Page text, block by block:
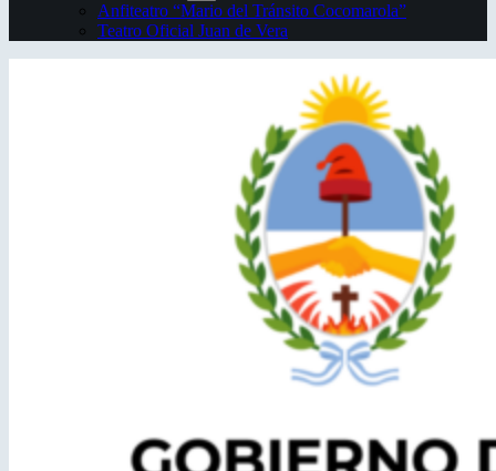
Anfiteatro “Mario del Tránsito Cocomarola”
Teatro Oficial Juan de Vera